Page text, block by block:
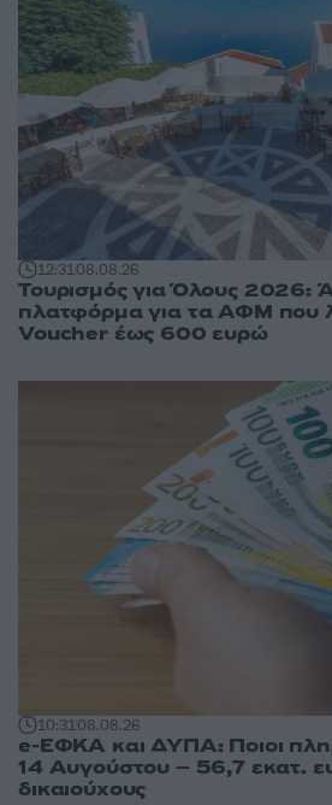
12:3108.08.26
Τουρισμός για Όλους 2026:
πλατφόρμα για τα ΑΦΜ που
Voucher έως 600 ευρώ
10:3108.08.26
e-ΕΦΚΑ και ΔΥΠΑ: Ποιοι
14 Αυγούστου – 56,7 εκατ.
δικαιούχους